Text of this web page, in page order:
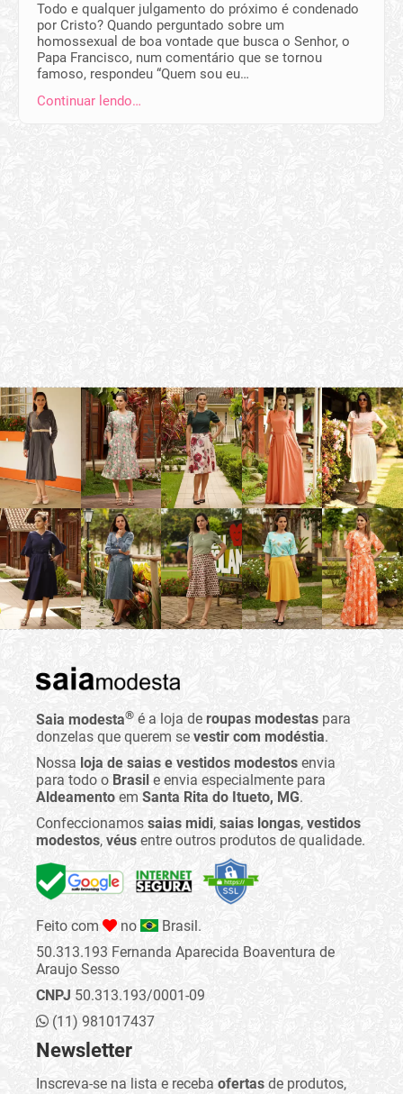
Todo e qualquer julgamento do próximo é condenado
por Cristo? Quando perguntado sobre um
homossexual de boa vontade que busca o Senhor, o
Papa Francisco, num comentário que se tornou
famoso, respondeu “Quem sou eu…
Continuar lendo…
Saia modesta® é a loja de roupas modestas para
donzelas que querem se vestir com modéstia.
Nossa loja de saias e vestidos modestos envia
para todo o Brasil e envia especialmente para
Aldeamento em Santa Rita do Itueto, MG.
Confeccionamos saias midi, saias longas, vestidos
modestos, véus entre outros produtos de qualidade.
Feito com no
Brasil.
50.313.193 Fernanda Aparecida Boaventura de
Araujo Sesso
CNPJ 50.313.193/0001-09
(11) 981017437
Newsletter
Inscreva-se na lista e receba ofertas de produtos,